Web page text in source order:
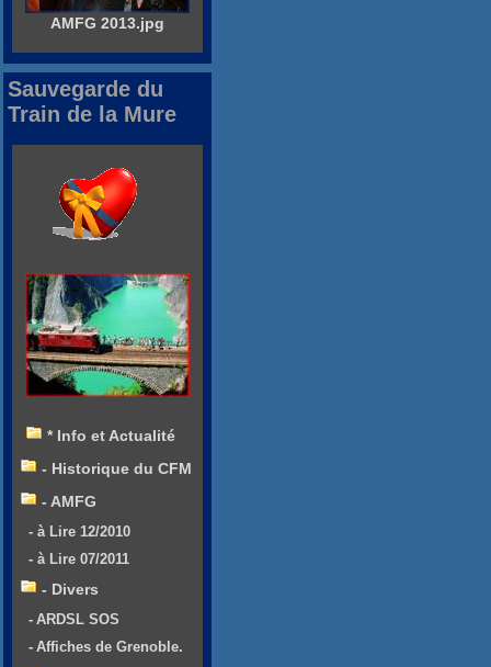
AMFG 2013.jpg
Sauvegarde du
Train de la Mure
* Info et Actualité
- Historique du CFM
- AMFG
- à Lire 12/2010
- à Lire 07/2011
- Divers
- ARDSL SOS
- Affiches de Grenoble.